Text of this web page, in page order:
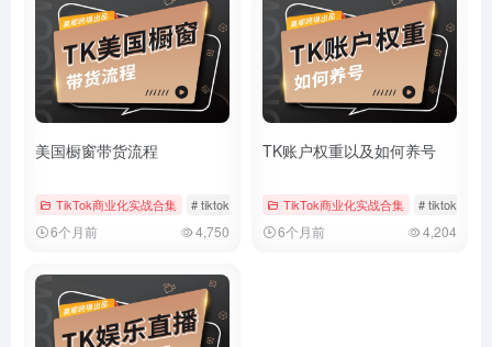
美国橱窗带货流程
TikTok商业化实战合集 # tiktok # 带货回款 # 带货流程
6个月前 4,750
TK账户权重以及如何养号
TikTok商业化实战合集 # tiktok
6个月前 4,204